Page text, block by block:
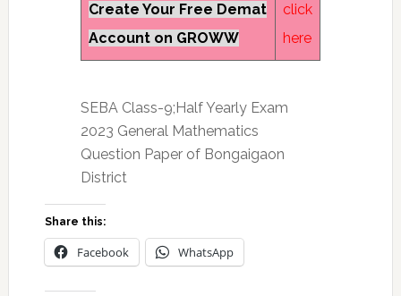
Create Your Free Demat
Account on GROWW
click
here
SEBA Class-9;Half Yearly Exam
2023 General Mathematics
Question Paper of Bongaigaon
District
Share this:
Facebook WhatsApp